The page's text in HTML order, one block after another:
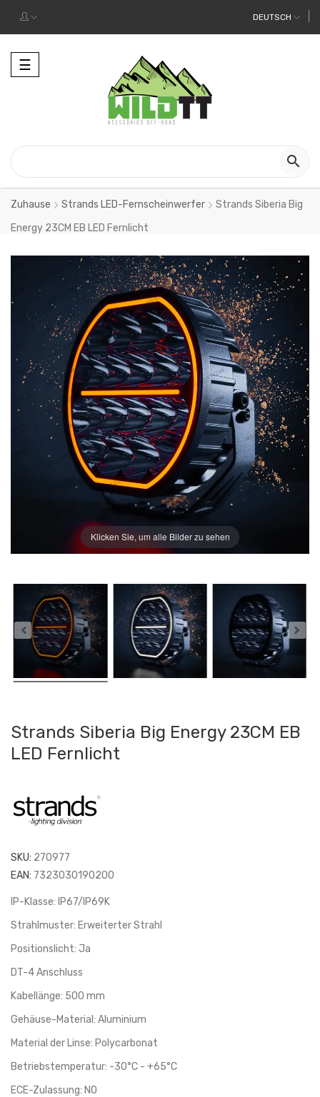
DEUTSCH
Toggle
navigation
☰

Zuhause Strands LED-Fernscheinwerfer
Strands Siberia Big
Energy 23CM EB LED Fernlicht
Klicken Sie, um alle Bilder zu sehen
Strands Siberia Big Energy 23CM EB
LED Fernlicht
SKU: 270977
EAN: 7323030190200
IP-Klasse: IP67/IP69K
Strahlmuster: Erweiterter Strahl
Positionslicht: Ja
DT-4 Anschluss
Kabellänge: 500 mm
Gehäuse-Material: Aluminium
Material der Linse: Polycarbonat
Betriebstemperatur: -30°C - +65°C
ECE-Zulassung: NO